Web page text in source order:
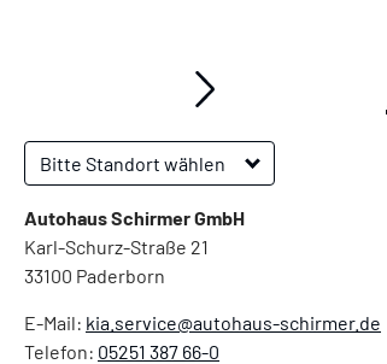
Bitte Standort wählen
Autohaus Schirmer GmbH
Karl-Schurz-Straße 21
33100 Paderborn
E-Mail: kia.service@autohaus-schirmer.de
Telefon: 05251 387 66-0